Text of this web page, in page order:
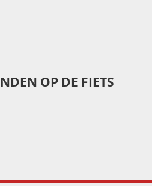
OP DE FIETS